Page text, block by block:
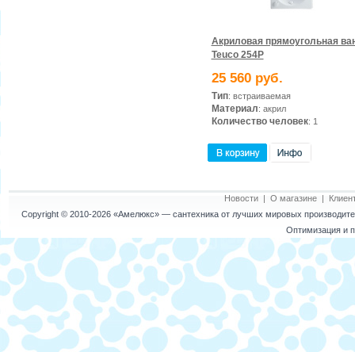
Акриловая прямоугольная
Teuco 254P
25 560 руб.
Тип: встраиваемая
Материал: акрил
Количество человек: 1
Новости| О магазине|
Copyright © 2010-2026 «Амелюкс»— сантехника от лучших мировых
Оптимизация и